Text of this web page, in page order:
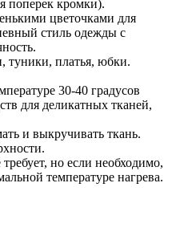
поперек кромки).
цветочками для
стиль одежды с
туники, платья, юбки.
30-40 градусов
для деликатных тканей,
и выкручивать ткань.
но если необходимо,
температуре нагрева.